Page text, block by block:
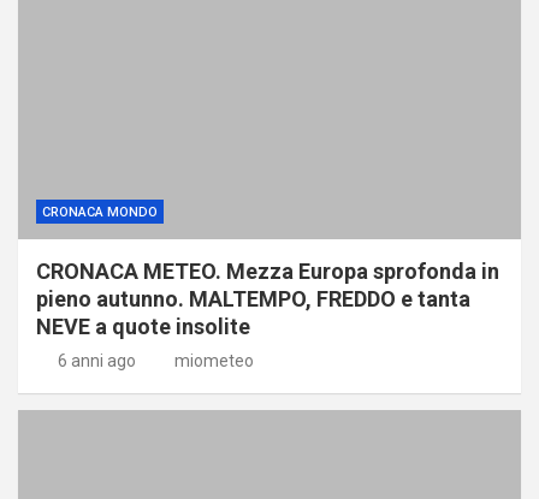
CRONACA MONDO
CRONACA METEO. Mezza Europa sprofonda in
pieno autunno. MALTEMPO, FREDDO e tanta
NEVE a quote insolite
6 anni ago miometeo